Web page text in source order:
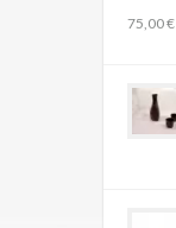
75,00 €